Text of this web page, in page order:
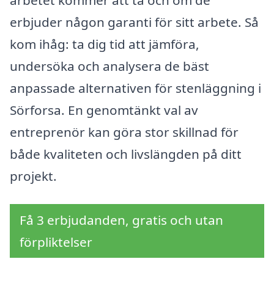
erbjuder någon garanti för sitt arbete. Så
kom ihåg: ta dig tid att jämföra,
undersöka och analysera de bäst
anpassade alternativen för stenläggning i
Sörforsa. En genomtänkt val av
entreprenör kan göra stor skillnad för
både kvaliteten och livslängden på ditt
projekt.
Få 3 erbjudanden, gratis och utan
förpliktelser